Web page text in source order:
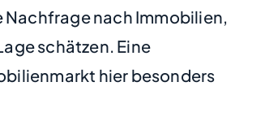
nach Immobilien,
schätzen. Eine
hier besonders